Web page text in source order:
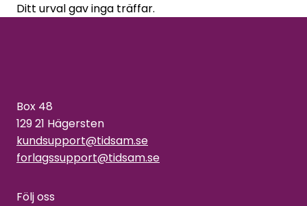
Ditt urval gav inga träffar.
Box 48
129 21 Hägersten
kundsupport@tidsam.se
forlagssupport@tidsam.se
Följ oss